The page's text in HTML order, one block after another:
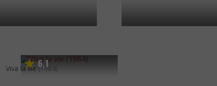
6,1
Viva la vie (1984)